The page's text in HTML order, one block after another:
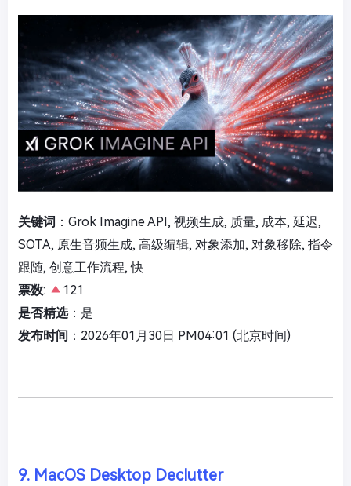
关键词 ：Grok Imagine API, 视频生成, 质量, 成本, 延迟,
SOTA, 原生音频生成, 高级编辑, 对象添加, 对象移除, 指令
跟随, 创意工作流程, 快
票数:
121
是否精选：是
发布时间 ：2026年01月30日 PM04:01 (北京时间)
9. MacOS Desktop Declutter